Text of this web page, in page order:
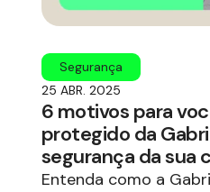
Segurança
25 ABR. 2025
6 motivos para
protegido da
segurança da sua
Entenda como a